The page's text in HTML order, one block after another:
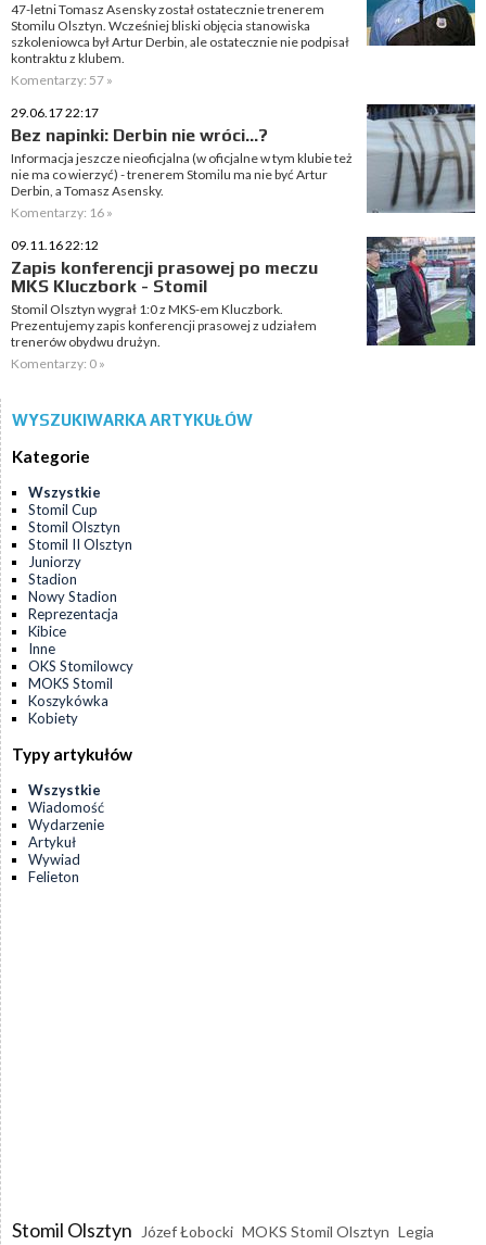
47-letni Tomasz Asensky został ostatecznie trenerem
Stomilu Olsztyn. Wcześniej bliski objęcia stanowiska
szkoleniowca był Artur Derbin, ale ostatecznie nie podpisał
kontraktu z klubem.
Komentarzy: 57 »
29.06.17 22:17
Bez napinki: Derbin nie wróci...?
Informacja jeszcze nieoficjalna (w oficjalne w tym klubie też
nie ma co wierzyć) - trenerem Stomilu ma nie być Artur
Derbin, a Tomasz Asensky.
Komentarzy: 16 »
09.11.16 22:12
Zapis konferencji prasowej po meczu
MKS Kluczbork - Stomil
Stomil Olsztyn wygrał 1:0 z MKS-em Kluczbork.
Prezentujemy zapis konferencji prasowej z udziałem
trenerów obydwu drużyn.
Komentarzy: 0 »
WYSZUKIWARKA ARTYKUŁÓW
Kategorie
Wszystkie
Stomil Cup
Stomil Olsztyn
Stomil II Olsztyn
Juniorzy
Stadion
Nowy Stadion
Reprezentacja
Kibice
Inne
OKS Stomilowcy
MOKS Stomil
Koszykówka
Kobiety
Typy artykułów
Wszystkie
Wiadomość
Wydarzenie
Artykuł
Wywiad
Felieton
Stomil Olsztyn Józef Łobocki MOKS Stomil Olsztyn Legia